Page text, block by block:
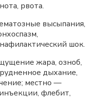
рвота.
высыпания,
шок.
жара, озноб,
дыхание,
местно —
флебит,